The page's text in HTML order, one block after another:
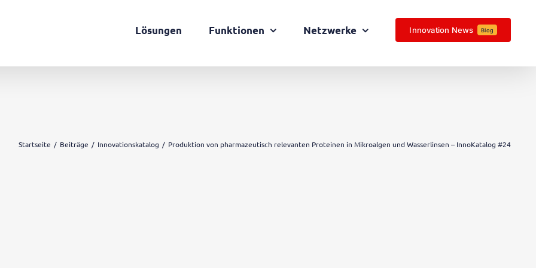
Lösungen Funktionen Netzwerke Innovation News Blog
Startseite Beiträge Innovationskatalog Produktion von pharmazeutisch relevanten Proteinen in Mikroalgen und Wasserlinsen – InnoKatalog #24